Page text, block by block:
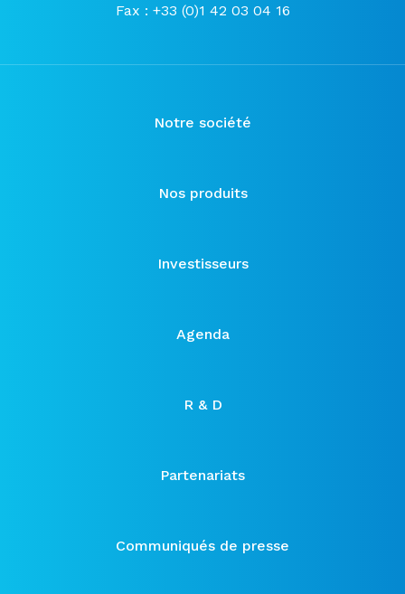
Fax : +33 (0)1 42 03 04 16
Notre société
Nos produits
Investisseurs
Agenda
R & D
Partenariats
Communiqués de presse